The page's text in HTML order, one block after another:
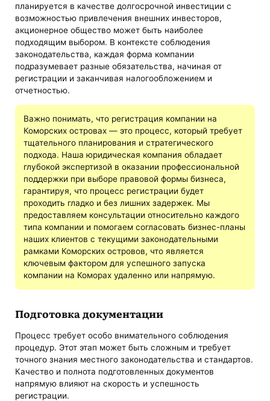
планируется в качестве долгосрочной инвестиции с
возможностью привлечения внешних инвесторов,
акционерное общество может быть наиболее
подходящим выбором. В контексте соблюдения
законодательства, каждая форма компании
подразумевает разные обязательства, начиная от
регистрации и заканчивая налогообложением и
отчетностью.
Важно понимать, что регистрация компании на
Коморских островах — это процесс, который требует
тщательного планирования и стратегического
подхода. Наша юридическая компания обладает
глубокой экспертизой в оказании профессиональной
поддержки при выборе правовой формы бизнеса,
гарантируя, что процесс регистрации будет
проходить гладко и без лишних задержек. Мы
предоставляем консультации относительно каждого
типа компании и помогаем согласовать бизнес-планы
наших клиентов с текущими законодательными
рамками Коморских островов, что является
ключевым фактором для успешного запуска
компании на Коморах удаленно или напрямую.
Подготовка документации
Процесс требует особо внимательного соблюдения
процедур. Этот этап может быть сложным и требует
точного знания местного законодательства и стандартов.
Качество и полнота подготовленных документов
напрямую влияют на скорость и успешность
регистрации.